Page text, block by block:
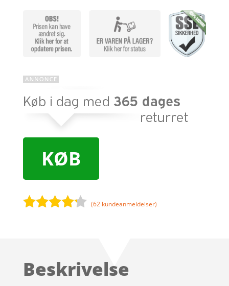
KØB
på
(62 kundeanmeldelser)
Beskrivelse